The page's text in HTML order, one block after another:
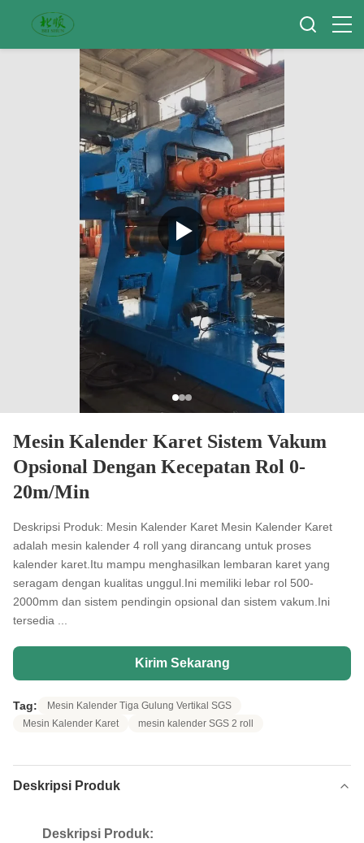
Mesin Kalender Karet Sistem Vakum
Opsional Dengan Kecepatan Rol 0-
20m/Min
Deskripsi Produk: Mesin Kalender Karet Mesin Kalender Karet
adalah mesin kalender 4 roll yang dirancang untuk proses
kalender karet.Itu mampu menghasilkan lembaran karet yang
seragam dengan kualitas unggul.Ini memiliki lebar rol 500-
2000mm dan sistem pendingin opsional dan sistem vakum.Ini
tersedia ...
Kirim Sekarang
Tag:
Mesin Kalender Tiga Gulung Vertikal SGS
Mesin Kalender Karet
mesin kalender SGS 2 roll
Deskripsi Produk
Deskripsi Produk: